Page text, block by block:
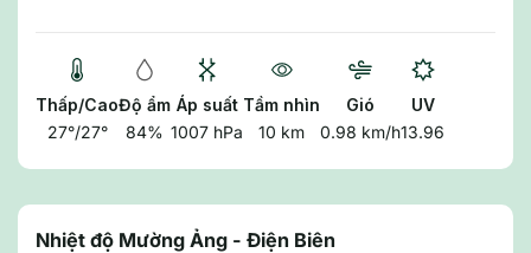
Thấp/Cao
27°/27°
Độ ẩm
84%
Áp suất
1007 hPa
Tầm nhìn
10 km
Gió
0.98 km/h
UV
13.96
Nhiệt độ Mường Ảng - Điện Biên